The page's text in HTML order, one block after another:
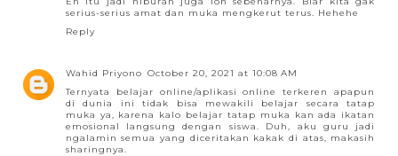
serius-serius amat dan muka mengkerut terus. Hehehe
Reply
Wahid Priyono October 20, 2021 at 10:08 AM
Ternyata belajar online/aplikasi online terkeren apapun
di dunia ini tidak bisa mewakili belajar secara tatap
muka ya, karena kalo belajar tatap muka kan ada ikatan
emosional langsung dengan siswa. Duh, aku guru jadi
ngalamin semua yang diceritakan kakak di atas, makasih
sharingnya.